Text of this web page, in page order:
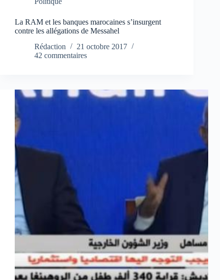
La RAM et les banques marocaines s’insurgent
contre les allégations de Messahel
Rédaction
21 octobre 2017
42 commentaires